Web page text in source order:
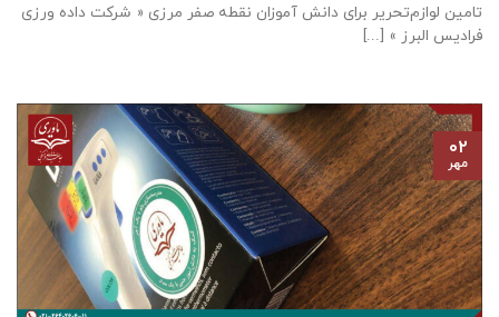
تامين لوازم‌تحرير برای دانش آموزان نقطه صفر مرزی « شرکت داده ورزی
فراديس البرز » [...]
۰۲
مهر